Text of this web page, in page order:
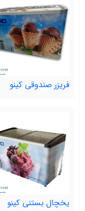
فریزر صندوقی کینو
یخچال بستنی کینو